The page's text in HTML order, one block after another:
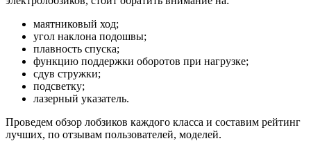
маятниковый ход;
угол наклона подошвы;
плавность спуска;
функцию поддержки оборотов при нагрузке;
сдув стружки;
подсветку;
лазерный указатель.
Проведем обзор лобзиков каждого класса и составим рейтинг
лучших, по отзывам пользователей, моделей.